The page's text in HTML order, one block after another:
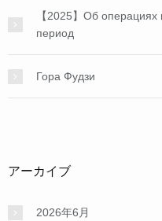
【2025】Об операциях
период
Гора Фудзи
アーカイブ
2026年6月